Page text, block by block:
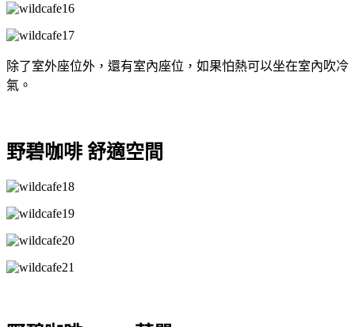
除了室外座位外，還有室內座位，如果怕熱可以坐在室內吹冷
氣。
野碧咖啡 舒適空間